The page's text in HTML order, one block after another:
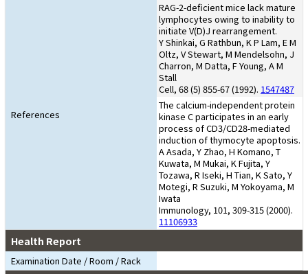
References
RAG-2-deficient mice lack mature
lymphocytes owing to inability to
initiate V(D)J rearrangement.
Y Shinkai, G Rathbun, K P Lam, E M
Oltz, V Stewart, M Mendelsohn, J
Charron, M Datta, F Young, A M
Stall
Cell, 68 (5) 855-67 (1992). 1547487
The calcium-independent protein
kinase C participates in an early
process of CD3/CD28-mediated
induction of thymocyte apoptosis.
A Asada, Y Zhao, H Komano, T
Kuwata, M Mukai, K Fujita, Y
Tozawa, R Iseki, H Tian, K Sato, Y
Motegi, R Suzuki, M Yokoyama, M
Iwata
Immunology, 101, 309-315 (2000).
11106933
Health Report
Examination Date / Room / Rack